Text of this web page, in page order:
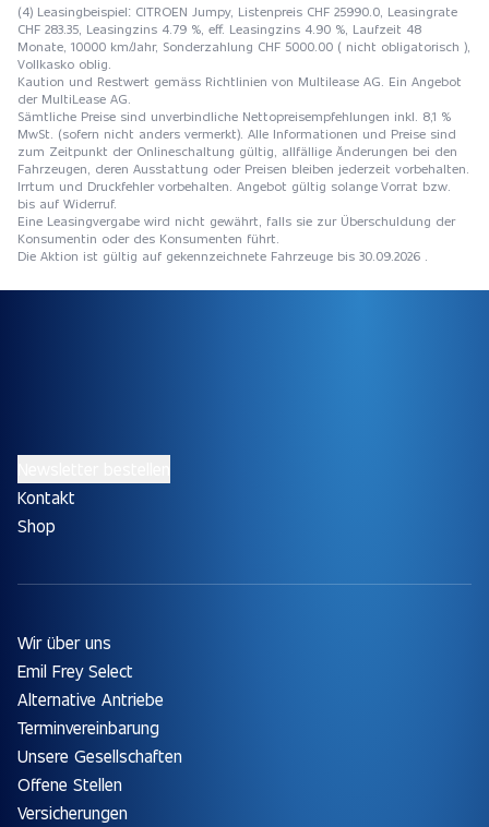
(4) Leasingbeispiel: CITROEN Jumpy, Listenpreis CHF 25990.0, Leasingrate
CHF 283.35, Leasingzins 4.79 %, eff. Leasingzins 4.90 %, Laufzeit 48
Monate, 10000 km/Jahr, Sonderzahlung CHF 5000.00 ( nicht obligatorisch ),
Vollkasko oblig.
Kaution und Restwert gemäss Richtlinien von Multilease AG. Ein Angebot
der MultiLease AG.
Sämtliche Preise sind unverbindliche Nettopreisempfehlungen inkl. 8,1 %
MwSt. (sofern nicht anders vermerkt). Alle Informationen und Preise sind
zum Zeitpunkt der Onlineschaltung gültig, allfällige Änderungen bei den
Fahrzeugen, deren Ausstattung oder Preisen bleiben jederzeit vorbehalten.
Irrtum und Druckfehler vorbehalten. Angebot gültig solange Vorrat bzw.
bis auf Widerruf.
Eine Leasingvergabe wird nicht gewährt, falls sie zur Überschuldung der
Konsumentin oder des Konsumenten führt.
Die Aktion ist gültig auf gekennzeichnete Fahrzeuge bis 30.09.2026 .
Kontakt
Shop
Wir über uns
Emil Frey Select
Alternative Antriebe
Terminvereinbarung
Unsere Gesellschaften
Offene Stellen
Versicherungen